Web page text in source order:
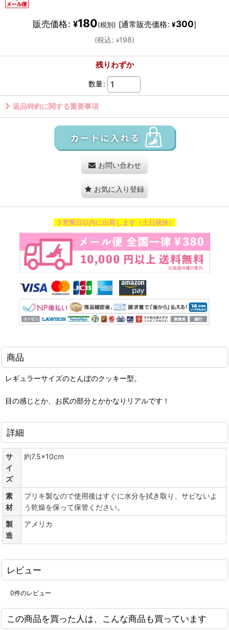
販売価格: ¥180(税別) [通常販売価格: ¥300]
(税込: ¥198)
残りわずか
数量:
返品特約に関する重要事項
お問い合わせ
お気に入り登録
３営業日以内に出荷します（土日祝休）
商品
レギュラーサイズのとんぼのクッキー型。
目の感じとか、お尻の部分とかかなりリアルです！
詳細
サ
イ
ズ
約7.5×10cm
素
材
ブリキ製なので使用後はすぐに水分を拭き取り、サビないよ
う乾燥を保って保管ください。
製
造
アメリカ
レビュー
0件のレビュー
この商品を買った人は、こんな商品も買っています